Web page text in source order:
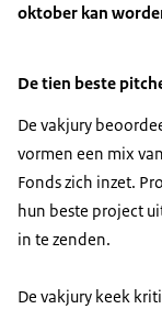
oktober kan
De tien beste
De vakjury
vormen een mix
Fonds zich inzet.
hun beste project
in te zenden.
De vakjury keek